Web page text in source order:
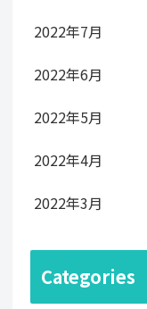
2022年7月
2022年6月
2022年5月
2022年4月
2022年3月
Categories